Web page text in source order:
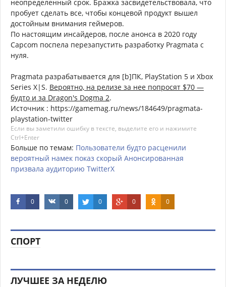
неопределенный срок. Бражка засвидетельствовала, что
пробует сделать все, чтобы концевой продукт вышел
достойным внимания геймеров.
По настоящим инсайдеров, после анонса в 2020 году
Capcom поспела перезапустить разработку Pragmata с
нуля.
Pragmata разрабатывается для [b]ПК, PlayStation 5 и Xbox
Series X|S. Вероятно, на релизе за нее попросят $70 —
будто и за Dragon's Dogma 2.
Источник : https://gamemag.ru/news/184649/pragmata-
playstation-twitter
Если вы заметили ошибку в тексте, выделите его и нажимите
Ctrl+Enter
Больше по темам: Пользователи будто расценили
вероятный намек показ скорый Анонсированная
призвала аудиторию TwitterX
0 0 0 0 0
СПОРТ
ЛУЧШЕЕ ЗА НЕДЕЛЮ